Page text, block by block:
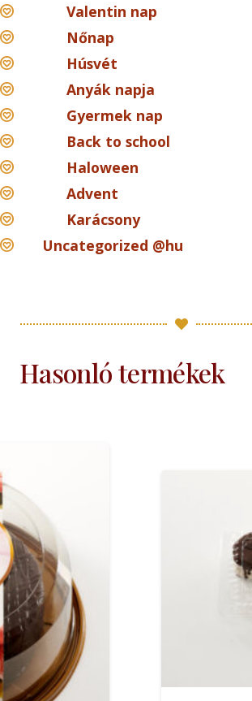
Valentin nap
Nőnap
Húsvét
Anyák napja
Gyermek nap
Back to school
Haloween
Advent
Karácsony
Uncategorized @hu
Hasonló termékek